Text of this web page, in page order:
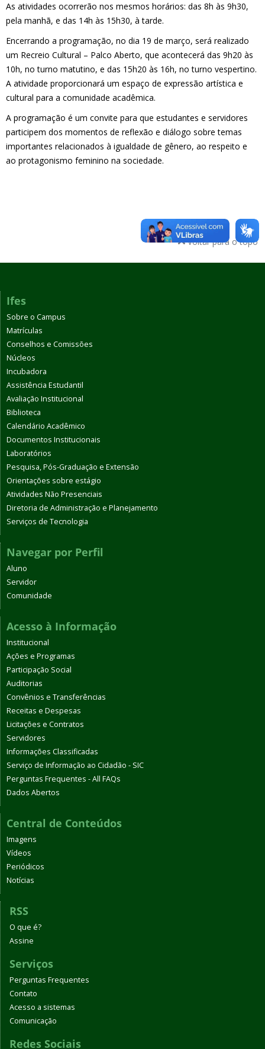
As atividades ocorrerão nos mesmos horários: das 8h às 9h30,
pela manhã, e das 14h às 15h30, à tarde.
Encerrando a programação, no dia 19 de março, será realizado
um Recreio Cultural – Palco Aberto, que acontecerá das 9h20 às
10h, no turno matutino, e das 15h20 às 16h, no turno vespertino.
A atividade proporcionará um espaço de expressão artística e
cultural para a comunidade acadêmica.
A programação é um convite para que estudantes e servidores
participem dos momentos de reflexão e diálogo sobre temas
importantes relacionados à igualdade de gênero, ao respeito e
ao protagonismo feminino na sociedade.
Voltar para o topo
Ifes
Sobre o Campus
Matrículas
Conselhos e Comissões
Núcleos
Incubadora
Assistência Estudantil
Avaliação Institucional
Biblioteca
Calendário Acadêmico
Documentos Institucionais
Laboratórios
Pesquisa, Pós-Graduação e Extensão
Orientações sobre estágio
Atividades Não Presenciais
Diretoria de Administração e Planejamento
Serviços de Tecnologia
Navegar por Perfil
Aluno
Servidor
Comunidade
Acesso à Informação
Institucional
Ações e Programas
Participação Social
Auditorias
Convênios e Transferências
Receitas e Despesas
Licitações e Contratos
Servidores
Informações Classificadas
Serviço de Informação ao Cidadão - SIC
Perguntas Frequentes - All FAQs
Dados Abertos
Central de Conteúdos
Imagens
Vídeos
Periódicos
Notícias
RSS
O que é?
Assine
Serviços
Perguntas Frequentes
Contato
Acesso a sistemas
Comunicação
Redes Sociais